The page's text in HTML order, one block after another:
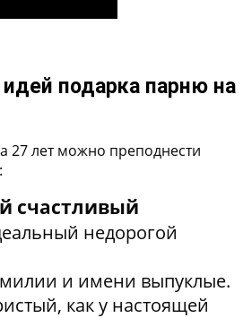
подарка парню на
27 лет можно преподнести
счастливый
недорогой
и имени выпуклые.
как у настоящей